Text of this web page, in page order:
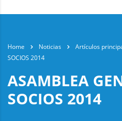
Home Noticias Artículos
SOCIOS 2014
ASAMBLEA
SOCIOS 2014